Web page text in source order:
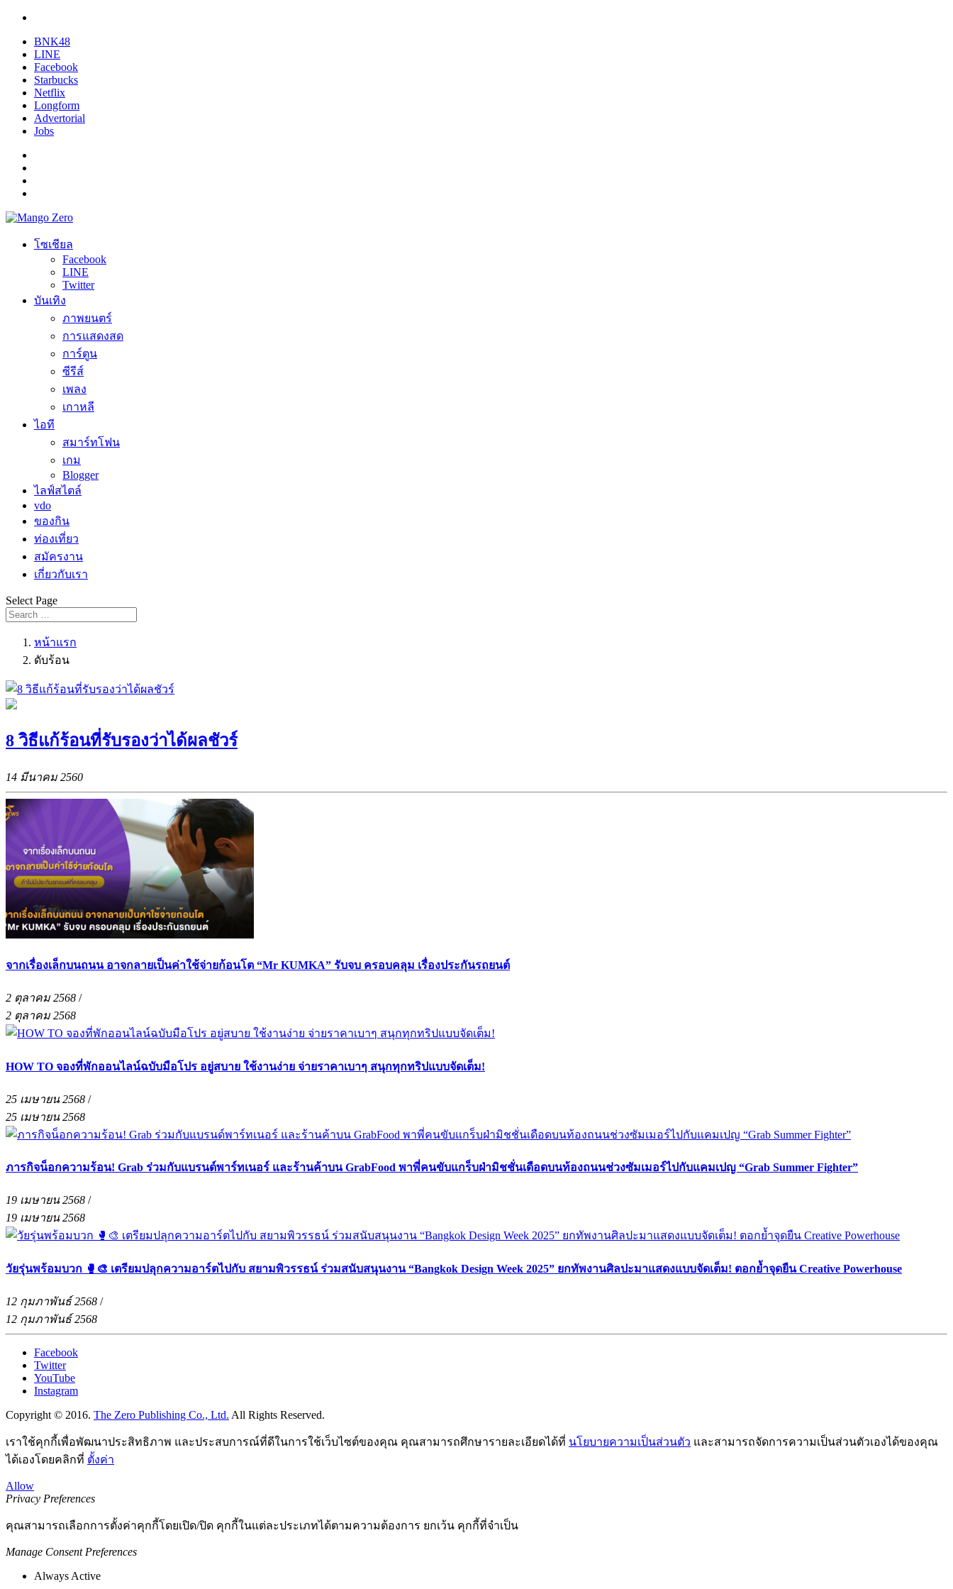
BNK48
LINE
Facebook
Starbucks
Netflix
Longform
Advertorial
Jobs
โซเชียล
Facebook
LINE
Twitter
บันเทิง
ภาพยนตร์
การแสดงสด
การ์ตูน
ซีรีส์
เพลง
เกาหลี
ไอที
สมาร์ทโฟน
เกม
Blogger
ไลฟ์สไตล์
vdo
ของกิน
ท่องเที่ยว
สมัครงาน
เกี่ยวกับเรา
Select Page
หน้าแรก
ดับร้อน
8 วิธีแก้ร้อนที่รับรองว่าได้ผลชัวร์
14 มีนาคม 2560
จากเรื่องเล็กบนถนน อาจกลายเป็นค่าใช้จ่ายก้อนโต “Mr KUMKA” รับจบ ครอบคลุม เรื่องประกันรถยนต์
2 ตุลาคม 2568 /
2 ตุลาคม 2568
HOW TO จองที่พักออนไลน์ฉบับมือโปร อยู่สบาย ใช้งานง่าย จ่ายราคาเบาๆ สนุกทุกทริปแบบจัดเต็ม!
25 เมษายน 2568 /
25 เมษายน 2568
ภารกิจน็อกความร้อน! Grab ร่วมกับแบรนด์พาร์ทเนอร์ และร้านค้าบน GrabFood พาพี่คนขับแกร็บฝ่ามิชชั่นเดือดบนท้องถนนช่วงซัมเมอร์ไปกับแคมเปญ “Grab Summer Fighter”
19 เมษายน 2568 /
19 เมษายน 2568
วัยรุ่นพร้อมบวก 🥊🎨 เตรียมปลุกความอาร์ตไปกับ สยามพิวรรธน์ ร่วมสนับสนุนงาน “Bangkok Design Week 2025” ยกทัพงานศิลปะมาแสดงแบบจัดเต็ม! ตอกย้ำจุดยืน Creative Powerhouse
12 กุมภาพันธ์ 2568 /
12 กุมภาพันธ์ 2568
Facebook
Twitter
YouTube
Instagram
Copyright © 2016. The Zero Publishing Co., Ltd. All Rights Reserved.
เราใช้คุกกี้เพื่อพัฒนาประสิทธิภาพ และประสบการณ์ที่ดีในการใช้เว็บไซต์ของคุณ คุณสามารถศึกษารายละเอียดได้ที่ นโยบายความเป็นส่วนตัว และสามารถจัดการความเป็นส่วนตัวเองได้ของคุณ
ได้เองโดยคลิกที่ ตั้งค่า
Allow
Privacy Preferences
คุณสามารถเลือกการตั้งค่าคุกกี้โดยเปิด/ปิด คุกกี้ในแต่ละประเภทได้ตามความต้องการ ยกเว้น คุกกี้ที่จำเป็น
Manage Consent Preferences
Always Active